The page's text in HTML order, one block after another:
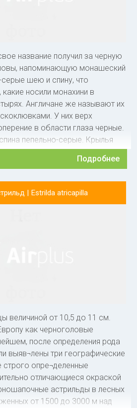
селятся в низком
и в высокой траве по берегам
местности. Гнезда
куста или у большого
и в самом кустарнике низко над
название получил за черную
напоминающую монашеский
серые шею и спину, что
какие носили монахини в
Англичане же называют их
У них верх
в области глаза черные.
пепельно-серые. Крылья
поперечными полосками.
кроющие хвос¬та ярко-
часть корпуса чуть
и нижних кроющих хвоста
Подробнее
| Estrilda atricapilla
величиной от 10,5 до 11 см.
как черноголовые
после определения рода
выяв¬лены три географические
опре¬деленные
отличающиеся окраской
астрильды в лесных
от 1500 до 3000 м над